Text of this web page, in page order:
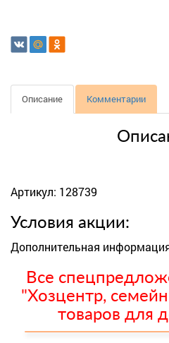
Описание Комментарии
Артикул: 128739
Условия акции:
Дополнительная
Все
"Хозцентр,
товаров для